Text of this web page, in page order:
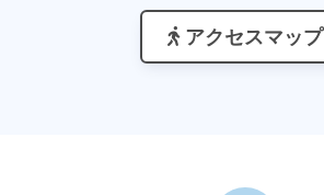
アクセスマップ